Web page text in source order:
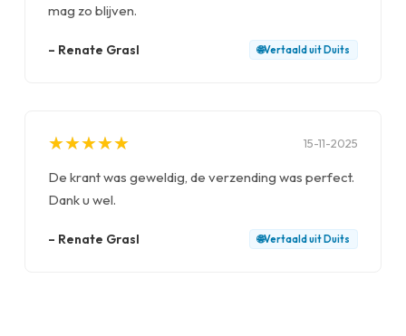
mag zo blijven.
– Renate Grasl 🌐Vertaald uit Duits
★
★★
★★
★★
★★
★ 15-11-2025
De krant was geweldig, de verzending was perfect.
Dank u wel.
– Renate Grasl 🌐Vertaald uit Duits